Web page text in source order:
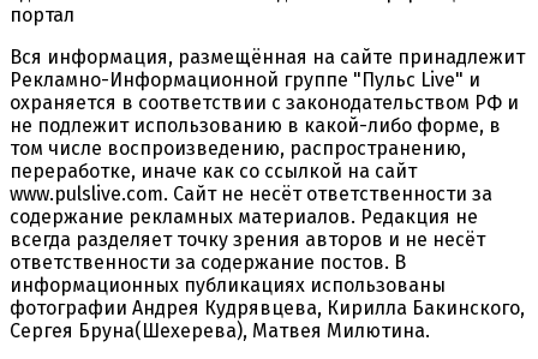
портал
Вся информация, размещённая на сайте принадлежит
Рекламно-Информационной группе "Пульс Live" и
охраняется в соответствии с законодательством РФ и
не подлежит использованию в какой-либо форме, в
том числе воспроизведению, распространению,
переработке, иначе как со ссылкой на сайт
www.pulslive.com. Сайт не несёт ответственности за
содержание рекламных материалов. Редакция не
всегда разделяет точку зрения авторов и не несёт
ответственности за содержание постов. В
информационных публикациях использованы
фотографии Андрея Кудрявцева, Кирилла Бакинского,
Сергея Бруна(Шехерева), Матвея Милютина.